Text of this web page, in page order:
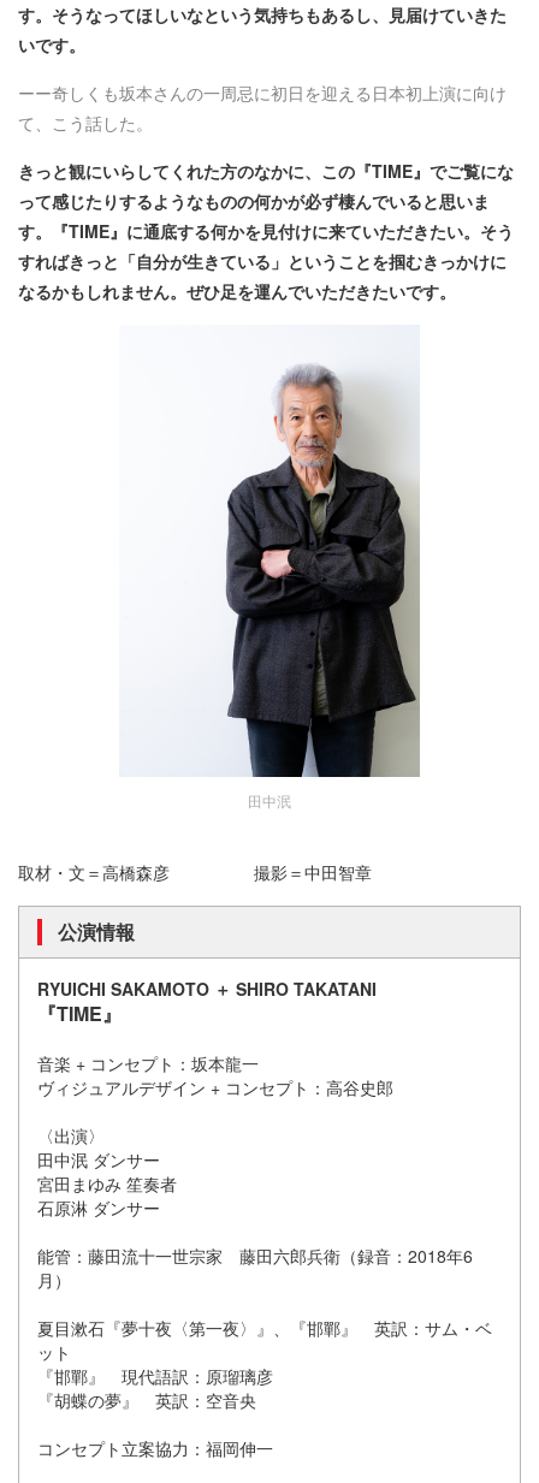
す。そうなってほしいなという気持ちもあるし、見届けていきた
いです。
ーー奇しくも坂本さんの一周忌に初日を迎える日本初上演に向け
て、こう話した。
きっと観にいらしてくれた方のなかに、この『TIME』でご覧にな
って感じたりするようなものの何かが必ず棲んでいると思いま
す。『TIME』に通底する何かを見付けに来ていただきたい。そう
すればきっと「自分が生きている」ということを掴むきっかけに
なるかもしれません。ぜひ足を運んでいただきたいです。
田中泯
取材・文＝高橋森彦 撮影＝中田智章
公演情報
RYUICHI SAKAMOTO ＋ SHIRO TAKATANI
『TIME』
音楽 + コンセプト：坂本龍一
ヴィジュアルデザイン + コンセプト：高谷史郎
〈出演〉
田中泯 ダンサー
宮田まゆみ 笙奏者
石原淋 ダンサー
能管：藤田流十一世宗家 藤田六郎兵衛（録音：2018年6
月）
夏目漱石『夢十夜〈第一夜〉』、『邯鄲』 英訳：サム・ベ
ット
『邯鄲』 現代語訳：原瑠璃彦
『胡蝶の夢』 英訳：空音央
コンセプト立案協力：福岡伸一